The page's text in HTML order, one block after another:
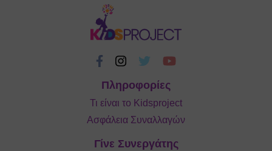
Πληροφορίες
Τι είναι το Kidsproject
Ασφάλεια Συναλλαγών
Γίνε Συνεργάτης